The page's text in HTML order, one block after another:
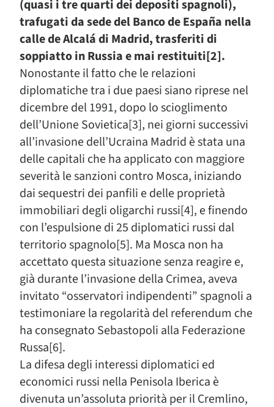
(quasi i tre quarti dei depositi spagnoli),
trafugati da sede del Banco de España nella
calle de Alcalá di Madrid, trasferiti di
soppiatto in Russia e mai restituiti[2].
Nonostante il fatto che le relazioni
diplomatiche tra i due paesi siano riprese nel
dicembre del 1991, dopo lo scioglimento
dell’Unione Sovietica[3], nei giorni successivi
all’invasione dell’Ucraina Madrid è stata una
delle capitali che ha applicato con maggiore
severità le sanzioni contro Mosca, iniziando
dai sequestri dei panfili e delle proprietà
immobiliari degli oligarchi russi[4], e finendo
con l’espulsione di 25 diplomatici russi dal
territorio spagnolo[5]. Ma Mosca non ha
accettato questa situazione senza reagire e,
già durante l’invasione della Crimea, aveva
invitato “osservatori indipendenti” spagnoli a
testimoniare la regolarità del referendum che
ha consegnato Sebastopoli alla Federazione
Russa[6].
La difesa degli interessi diplomatici ed
economici russi nella Penisola Iberica è
divenuta un’assoluta priorità per il Cremlino,